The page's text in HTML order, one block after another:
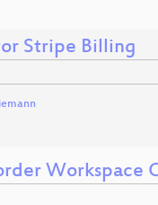
Stripe Billing
Workspace